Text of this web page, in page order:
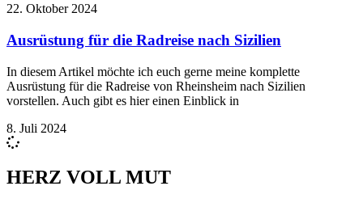
22. Oktober 2024
Ausrüstung für die Radreise nach Sizilien
In diesem Artikel möchte ich euch gerne meine komplette
Ausrüstung für die Radreise von Rheinsheim nach Sizilien
vorstellen. Auch gibt es hier einen Einblick in
8. Juli 2024
HERZ VOLL MUT